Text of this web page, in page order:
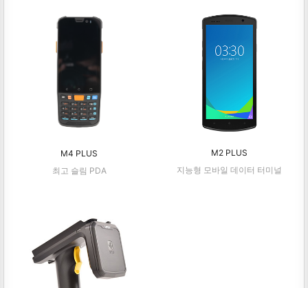
M4 PLUS
최고 슬림 PDA
M2 PLUS
지능형 모바일 데이터 터미널